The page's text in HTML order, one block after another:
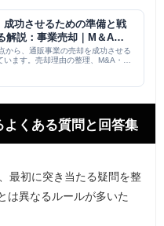
成功させるための準備と戦
解説：事業売却｜M＆A
から、通販事業の売却を成功させる
います。売却理由の整理、M&A・事
くある質問と回答集
最初に突き当たる疑問を整
は異なるルールが多いた